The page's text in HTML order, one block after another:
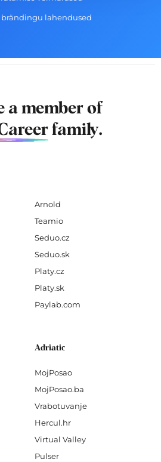
brändingu lahendused
a member of
family.
Arnold
Teamio
Seduo.cz
Seduo.sk
Platy.cz
Platy.sk
Paylab.com
Adriatic
MojPosao
MojPosao.ba
Vrabotuvanje
Hercul.hr
Virtual Valley
Pulser